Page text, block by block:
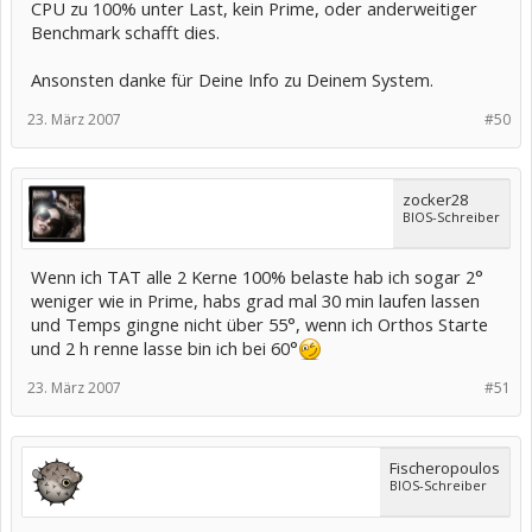
CPU zu 100% unter Last, kein Prime, oder anderweitiger
Benchmark schafft dies.
Ansonsten danke für Deine Info zu Deinem System.
#50
23. März 2007
zocker28
BIOS-Schreiber
Wenn ich TAT alle 2 Kerne 100% belaste hab ich sogar 2°
weniger wie in Prime, habs grad mal 30 min laufen lassen
und Temps gingne nicht über 55°, wenn ich Orthos Starte
und 2 h renne lasse bin ich bei 60°
#51
23. März 2007
Fischeropoulos
BIOS-Schreiber